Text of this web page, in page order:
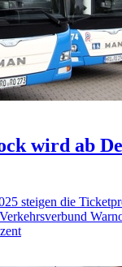
wird ab
steigen die